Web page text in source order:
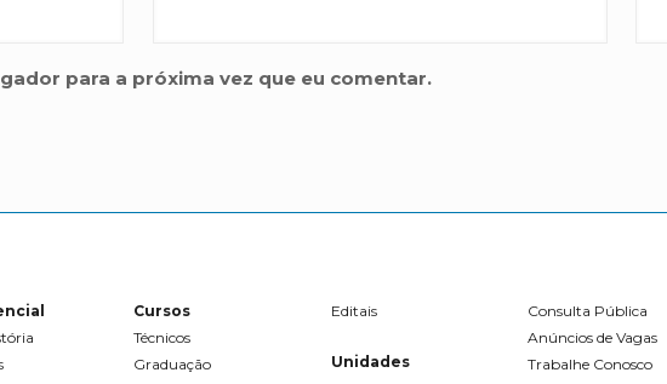
para a próxima vez que eu comentar.
Cursos
Técnicos
Graduação
Editais
Unidades
Consulta Pública
Anúncios de Vagas
Trabalhe Conosco